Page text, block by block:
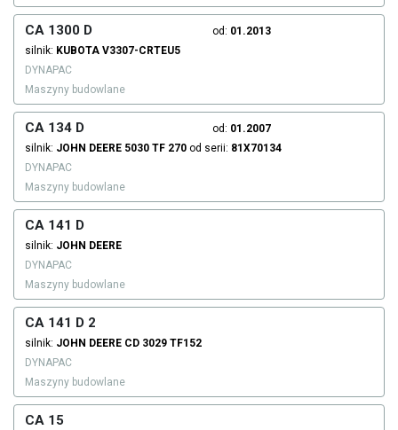
CA 1300 D od: 01.2013
silnik: KUBOTA V3307-CRTEU5
DYNAPAC
Maszyny budowlane
CA 134 D od: 01.2007
silnik: JOHN DEERE 5030 TF 270 od serii: 81X70134
DYNAPAC
Maszyny budowlane
CA 141 D
silnik: JOHN DEERE
DYNAPAC
Maszyny budowlane
CA 141 D 2
silnik: JOHN DEERE CD 3029 TF152
DYNAPAC
Maszyny budowlane
CA 15